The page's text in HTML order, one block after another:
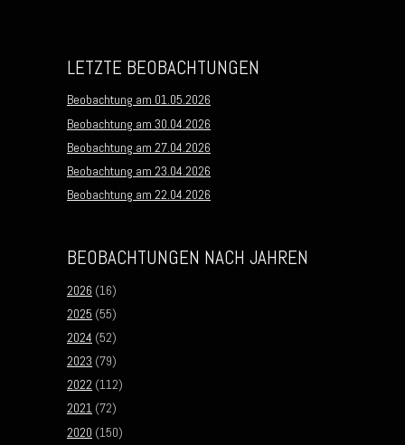
LETZTE BEOBACHTUNGEN
Beobachtung am 01.05.2026
Beobachtung am 30.04.2026
Beobachtung am 27.04.2026
Beobachtung am 23.04.2026
Beobachtung am 22.04.2026
BEOBACHTUNGEN NACH JAHREN
2026 (16)
2025 (55)
2024 (52)
2023 (79)
2022 (112)
2021 (72)
2020 (150)